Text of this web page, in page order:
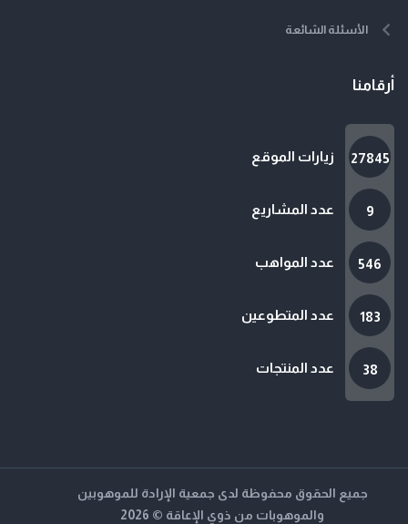
الأسئلة الشائعة
أرقامنا
27845 زيارات الموقع
9 عدد المشاريع
546 عدد المواهب
183 عدد المتطوعين
38 عدد المنتجات
جميع الحقوق محفوظة لدى جمعية الإرادة للموهوبين
والموهوبات من ذوي الإعاقة © 2026